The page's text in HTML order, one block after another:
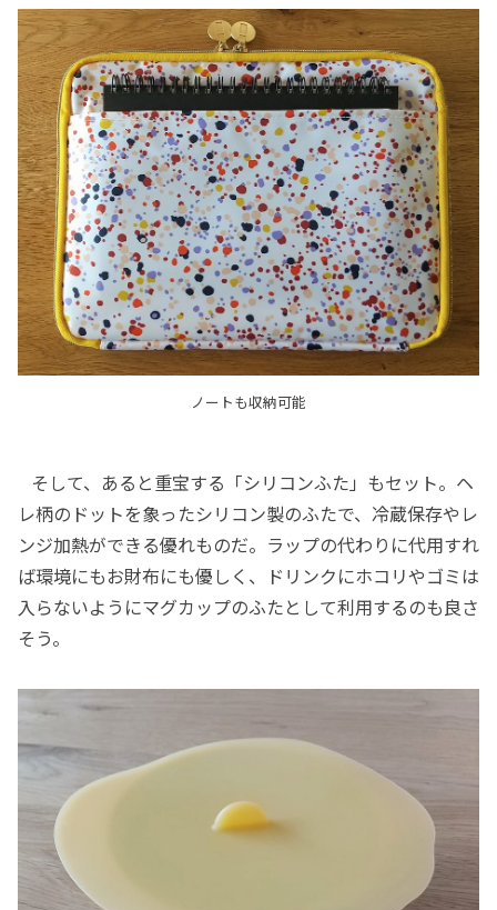
ノートも収納可能
そして、あると重宝する「シリコンふた」もセット。ヘ
レ柄のドットを象ったシリコン製のふたで、冷蔵保存やレ
ンジ加熱ができる優れものだ。ラップの代わりに代用すれ
ば環境にもお財布にも優しく、ドリンクにホコリやゴミは
入らないようにマグカップのふたとして利用するのも良さ
そう。